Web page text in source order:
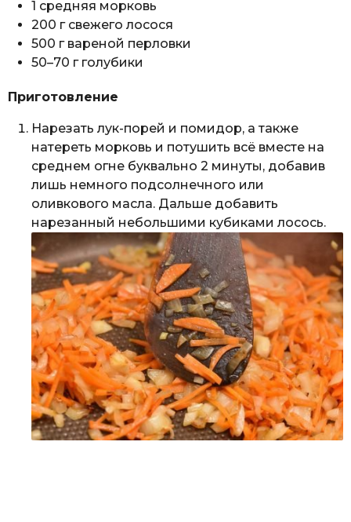
1 средняя морковь
200 г свежего лосося
500 г вареной перловки
50–70 г голубики
Приготовление
Нарезать лук-порей и помидор, а также
натереть морковь и потушить всё вместе на
среднем огне буквально 2 минуты, добавив
лишь немного подсолнечного или
оливкового масла. Дальше добавить
нарезанный небольшими кубиками лосось.